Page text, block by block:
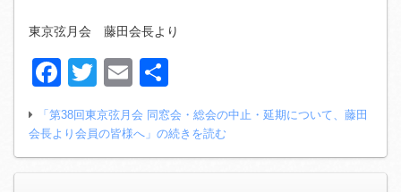
東京弦月会 藤田会長より
Facebook
TwitterEmail
有
「第38回東京弦月会 同窓会・総会の中止・延期について、藤田
会長より会員の皆様へ」の続きを読む